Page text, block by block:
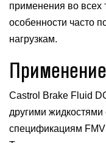
применения во всех
особенности часто
нагрузкам.
Применение
Castrol Brake Fluid
другими
спецификациям